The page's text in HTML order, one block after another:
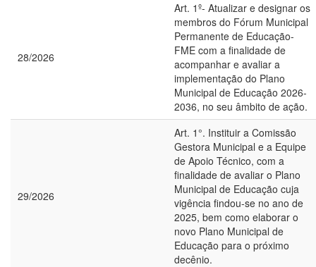
28/2026
Art. 1º- Atualizar e designar os
membros do Fórum Municipal
Permanente de Educação-
FME com a finalidade de
acompanhar e avaliar a
implementação do Plano
Municipal de Educação 2026-
2036, no seu âmbito de ação.
29/2026
Art. 1°. Instituir a Comissão
Gestora Municipal e a Equipe
de Apoio Técnico, com a
finalidade de avaliar o Plano
Municipal de Educação cuja
vigência findou-se no ano de
2025, bem como elaborar o
novo Plano Municipal de
Educação para o próximo
decênio.